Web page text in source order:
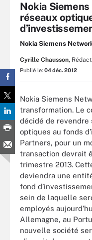
Nokia
réseaux
Nokia Siemens
Cyrille Chausson,
Publié le: 04 déc. 2012
Nokia Siemens
transformation. Le
décidé de revendre
optiques au fonds
Partners, pour un
transaction devrait
trimestre 2013.
deviendra une
fond
sein de laquelle
employés
Allemagne, au
nouvelle société